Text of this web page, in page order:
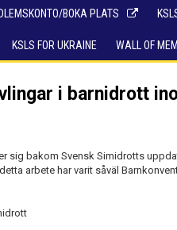
BOKA PLATS
KSLS FOR UKRAINE WALL OF
i barnidrott
sig bakom Svensk Simidrotts
arbete har varit såväl